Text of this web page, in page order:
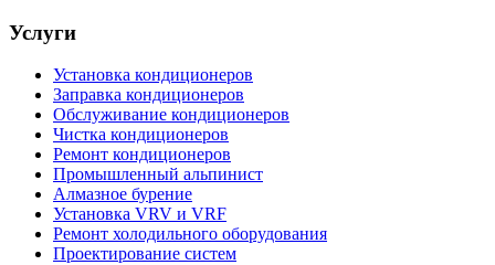
Услуги
Установка кондиционеров
Заправка кондиционеров
Обслуживание кондиционеров
Чистка кондиционеров
Ремонт кондиционеров
Промышленный альпинист
Алмазное бурение
Установка VRV и VRF
Ремонт холодильного оборудования
Проектирование систем